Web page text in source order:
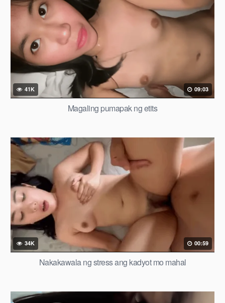
41K 09:03
Magaling pumapak ng etits
34K 00:59
Nakakawala ng stress ang kadyot mo mahal